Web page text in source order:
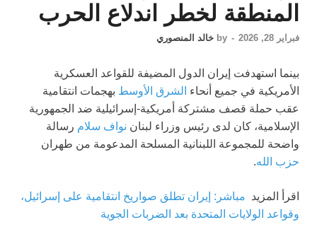
المنطقة لخطر اندلاع الحرب
فبراير 28, 2026 -
by خالد المنصوري
بينما استهدفت إيران الدول المضيفة للقواعد العسكرية
الأمريكية في جميع أنحاء الشرق الأوسط بهجمات انتقامية
عقب حملة قصف مشتركة أمريكية-إسرائيلية ضد الجمهورية
الإسلامية، كان لدى رئيس وزراء لبنان نواف سلام رسالة
واضحة للمجموعة اللبنانية المسلحة المدعومة من طهران
حزب الله.
اقرأ المزيد مباشر: إيران تطلق صواريخ انتقامية على إسرائيل،
وقواعد الولايات المتحدة بعد الضربات الجوية